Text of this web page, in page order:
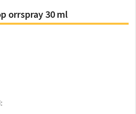
orrspray 30 ml